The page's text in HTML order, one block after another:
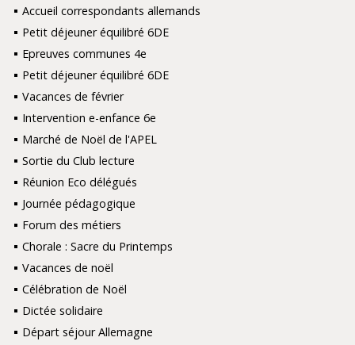
Accueil correspondants allemands
Petit déjeuner équilibré 6DE
Epreuves communes 4e
Petit déjeuner équilibré 6DE
Vacances de février
Intervention e-enfance 6e
Marché de Noël de l'APEL
Sortie du Club lecture
Réunion Eco délégués
Journée pédagogique
Forum des métiers
Chorale : Sacre du Printemps
Vacances de noël
Célébration de Noël
Dictée solidaire
Départ séjour Allemagne